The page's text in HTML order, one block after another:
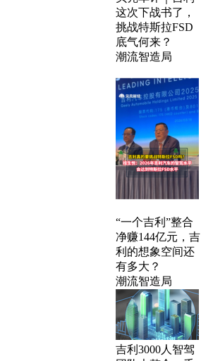
这次下战书了，
挑战特斯拉FSD
底气何来？
潮流智造局
“一个吉利”整合
净赚144亿元，吉
利的想象空间还
有多大？
潮流智造局
吉利3000人智驾